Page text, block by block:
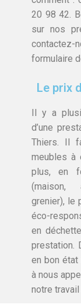
20 98 42.
sur nos
contactez-
formulaire
Le prix
Il y a
d’une
Thiers. Il
meubles à
plus, en
(maison,
grenier), le
éco-
en
prestation.
en bon état
à nous
notre